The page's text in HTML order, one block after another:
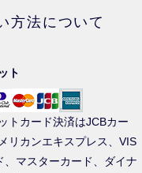
方法について
ト
トカード決済はJCBカー
リカンエキスプレス、VIS
、マスターカード、ダイナ